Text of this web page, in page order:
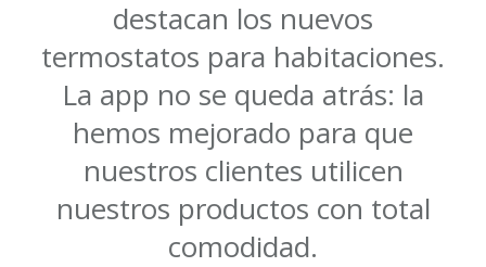
destacan los nuevos
termostatos para habitaciones.
La app no se queda atrás: la
hemos mejorado para que
nuestros clientes utilicen
nuestros productos con total
comodidad.